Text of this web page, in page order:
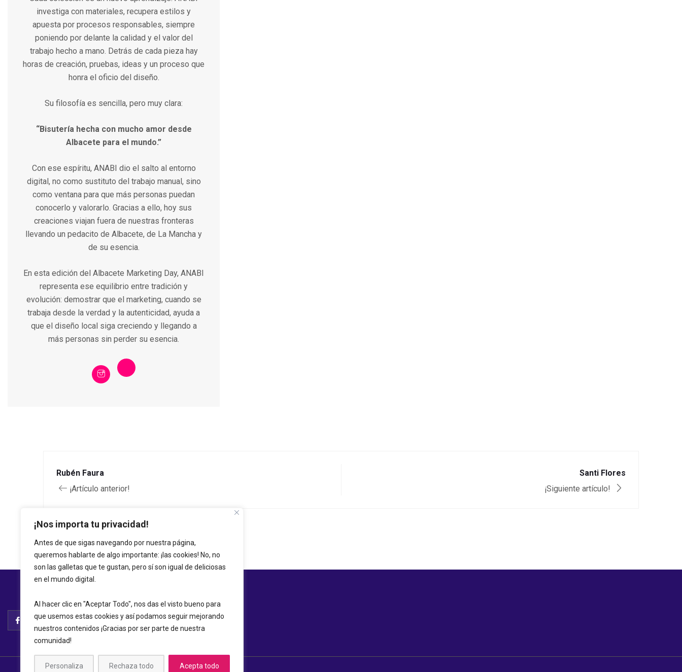
¡Nos importa tu privacidad!
Antes de que sigas navegando por nuestra página,
queremos hablarte de algo importante: ¡las cookies! No, no
son las galletas que te gustan, pero sí son igual de deliciosas
en el mundo digital.
Al hacer clic en "Aceptar Todo", nos das el visto bueno para
que usemos estas cookies y así podamos seguir mejorando
nuestros contenidos ¡Gracias por ser parte de nuestra
comunidad!
Personaliza Rechaza todo Acepta todo
investiga con materiales, recupera estilos y
apuesta por procesos responsables, siempre
poniendo por delante la calidad y el valor del
trabajo hecho a mano. Detrás de cada pieza hay
horas de creación, pruebas, ideas y un proceso que
honra el oficio del diseño.
Su filosofía es sencilla, pero muy clara:
“Bisutería hecha con mucho amor desde
Albacete para el mundo.”
Con ese espíritu, ANABI dio el salto al entorno
digital, no como sustituto del trabajo manual, sino
como ventana para que más personas puedan
conocerlo y valorarlo. Gracias a ello, hoy sus
creaciones viajan fuera de nuestras fronteras
llevando un pedacito de Albacete, de La Mancha y
de su esencia.
En esta edición del Albacete Marketing Day, ANABI
representa ese equilibrio entre tradición y
evolución: demostrar que el marketing, cuando se
trabaja desde la verdad y la autenticidad, ayuda a
que el diseño local siga creciendo y llegando a
más personas sin perder su esencia.
Rubén Faura
¡Artículo anterior!
Santi Flores
¡Siguiente artículo!